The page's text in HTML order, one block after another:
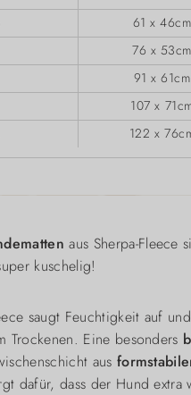
61 x 46cm
76 x 53cm
91 x 61cm
107 x
122 x
aus Sherpa-Fleece
kuschelig!
saugt Feuchtigkeit auf
Trockenen. Eine besonders
aus
dafür, dass der Hund extra